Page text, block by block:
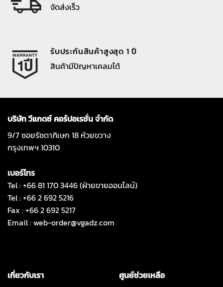
จัดส่งเร็ว
รับประกันสินค้าสูงสุด 1 ปี
สินค้ามีปัญหาเคลมได้
บริษัท วีแกดซ์ คอร์ปอเรชั่น จำกัด
9/7 ซอยรัชดาภิเษก 18 ห้วยขวาง
กรุงเทพฯ 10310
เบอร์โทร
Tel : +66 81 170 3446 (ฝ่ายขายออนไลน์)
Tel : +66 2 692 5216
Fax : +66 2 692 5217
Email :web-order@vgadz.com
เกี่ยวกับเรา
ศูนย์ช่วยเหลือ